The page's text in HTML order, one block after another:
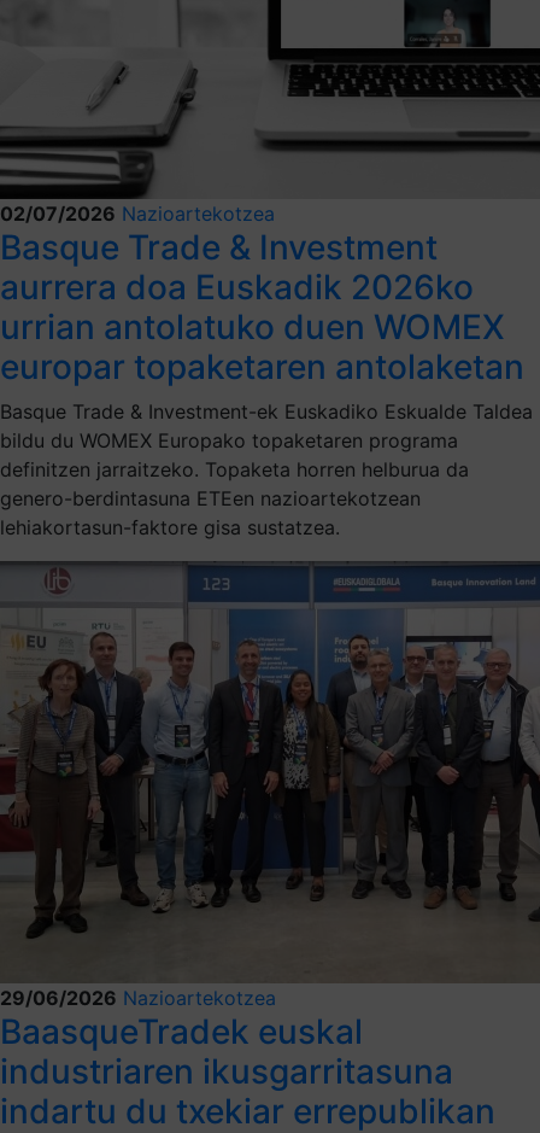
02/07/2026 Nazioartekotzea
Basque Trade & Investment
aurrera doa Euskadik 2026ko
urrian antolatuko duen WOMEX
europar topaketaren antolaketan
Basque Trade & Investment-ek Euskadiko Eskualde Taldea
bildu du WOMEX Europako topaketaren programa
definitzen jarraitzeko. Topaketa horren helburua da
genero-berdintasuna ETEen nazioartekotzean
lehiakortasun-faktore gisa sustatzea.
29/06/2026 Nazioartekotzea
BaasqueTradek euskal
industriaren ikusgarritasuna
indartu du txekiar errepublikan